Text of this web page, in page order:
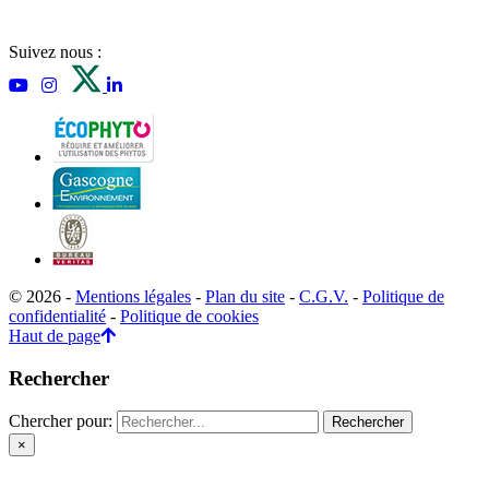
Suivez nous :
© 2026 - Mentions légales - Plan du site - C.G.V. - Politique de
confidentialité - Politique de cookies
Haut de page
Rechercher
Chercher pour:
×